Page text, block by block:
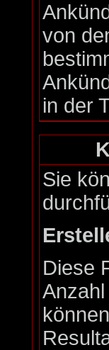
von
in der
Sie
Diese